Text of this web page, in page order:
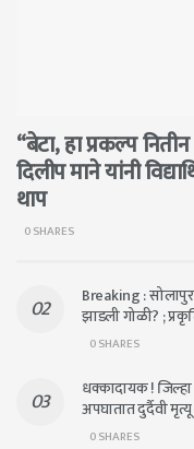
“बेटा, हा प्रकल्प
दिलीप माने यांनी
थाप
0 SHARES
Breaking :
झाडली गोळी? ;
0 SHARES
धक्कादायक !
अपघातात दुर्दैवी मृत्यू
0 SHARES